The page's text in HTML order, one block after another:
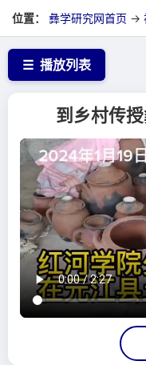
位置： 彝学研究网首页 →
☰ 播放列表
到乡村传